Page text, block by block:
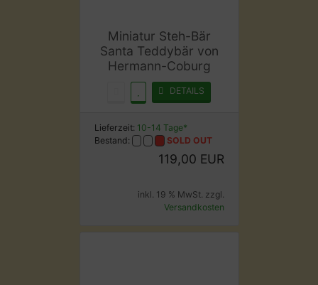
Miniatur Steh-Bär
Santa Teddybär von
Hermann-Coburg
DETAILS
Lieferzeit: 10-14 Tage*
Bestand:
SOLD OUT
119,00 EUR
inkl. 19 % MwSt. zzgl.
Versandkosten